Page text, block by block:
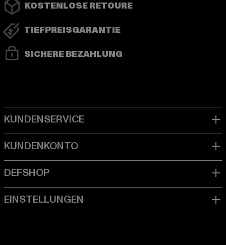
KOSTENLOSE RETOURE
TIEFPREISGARANTIE
SICHERE BEZAHLUNG